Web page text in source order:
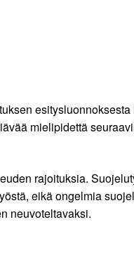
mielipidettä
rajoituksia.
eikä ongelmia
neuvoteltavaksi.